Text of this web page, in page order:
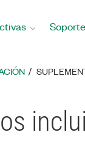
Soporte